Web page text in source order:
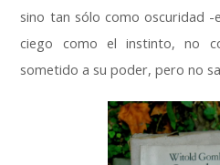
sino tan sólo como oscuridad
ciego como el instinto, no
sometido a su poder, pero no